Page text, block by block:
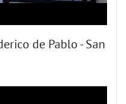
de Pablo - San